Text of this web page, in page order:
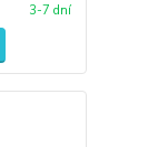
3-7 dní